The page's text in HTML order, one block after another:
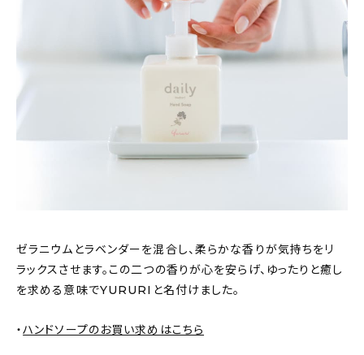
ゼラニウムとラベンダーを混合し、柔らかな香りが気持ちをリ
ラックスさせます。この二つの香りが心を安らげ、ゆったりと癒し
を求める意味でYURURIと名付けました。
・ハンドソープのお買い求めはこちら